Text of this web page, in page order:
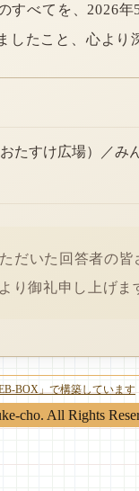
べてを、2026
たこと、心より
たすけ広場）／み
だいた回答者の皆
り御礼申し上げま
BOX」で構築しています
cho. All Rights